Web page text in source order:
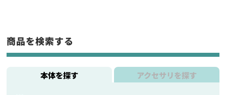
商品を検索する
本体を探す アクセサリを探す